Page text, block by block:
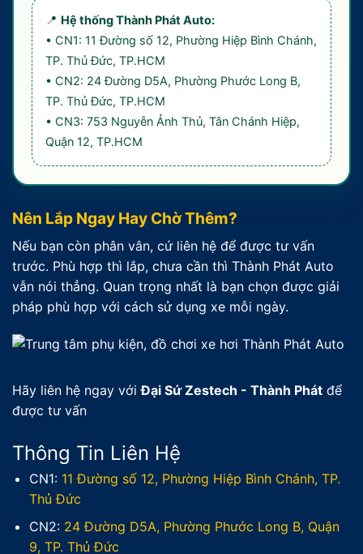
📍 Hệ thống Thành Phát Auto:
• CN1: 11 Đường số 12, Phường Hiệp Bình Chánh,
TP. Thủ Đức, TP.HCM
• CN2: 24 Đường D5A, Phường Phước Long B,
TP. Thủ Đức, TP.HCM
• CN3: 753 Nguyễn Ảnh Thủ, Tân Chánh Hiệp,
Quận 12, TP.HCM
Nên Lắp Ngay Hay Chờ Thêm?
Nếu bạn còn phân vân, cứ liên hệ để được tư vấn
trước. Phù hợp thì lắp, chưa cần thì Thành Phát Auto
vẫn nói thẳng. Quan trọng nhất là bạn chọn được giải
pháp phù hợp với cách sử dụng xe mỗi ngày.
Hãy liên hệ ngay vớiĐại Sứ Zestech - Thành Phát để
được tư vấn
Thông Tin Liên Hệ
CN1: 11 Đường số 12, Phường Hiệp Bình Chánh, TP.
Thủ Đức
CN2: 24 Đường D5A, Phường Phước Long B, Quận
9, TP. Thủ Đức